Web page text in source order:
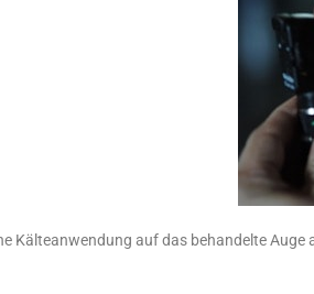
Kälteanwendung auf das behandelte